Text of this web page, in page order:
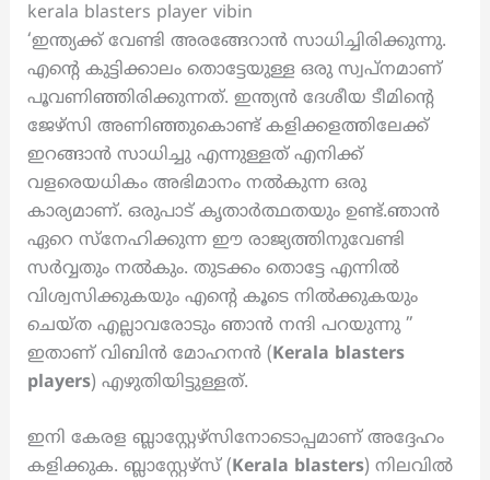
kerala blasters player vibin
‘ഇന്ത്യക്ക് വേണ്ടി അരങ്ങേറാൻ സാധിച്ചിരിക്കുന്നു.
എന്റെ കുട്ടിക്കാലം തൊട്ടേയുള്ള ഒരു സ്വപ്നമാണ്
പൂവണിഞ്ഞിരിക്കുന്നത്. ഇന്ത്യൻ ദേശീയ ടീമിന്റെ
ജേഴ്സി അണിഞ്ഞുകൊണ്ട് കളിക്കളത്തിലേക്ക്
ഇറങ്ങാൻ സാധിച്ചു എന്നുള്ളത് എനിക്ക്
വളരെയധികം അഭിമാനം നൽകുന്ന ഒരു
കാര്യമാണ്. ഒരുപാട് കൃതാർത്ഥതയും ഉണ്ട്.ഞാൻ
ഏറെ സ്നേഹിക്കുന്ന ഈ രാജ്യത്തിനുവേണ്ടി
സർവ്വതും നൽകും. തുടക്കം തൊട്ടേ എന്നിൽ
വിശ്വസിക്കുകയും എന്റെ കൂടെ നിൽക്കുകയും
ചെയ്ത എല്ലാവരോടും ഞാൻ നന്ദി പറയുന്നു ”
ഇതാണ് വിബിൻ മോഹനൻ (Kerala blasters
players) എഴുതിയിട്ടുള്ളത്.
ഇനി കേരള ബ്ലാസ്റ്റേഴ്സിനോടൊപ്പമാണ് അദ്ദേഹം
കളിക്കുക. ബ്ലാസ്റ്റേഴ്സ് (Kerala blasters) നിലവിൽ